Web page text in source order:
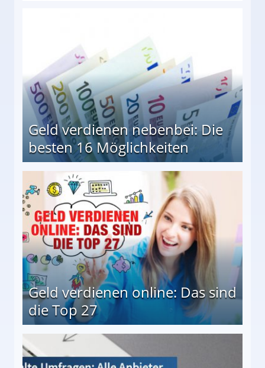
Geld verdienen nebenbei: Die
besten 16 Möglichkeiten
Geld verdienen online: Das sind
die Top 27